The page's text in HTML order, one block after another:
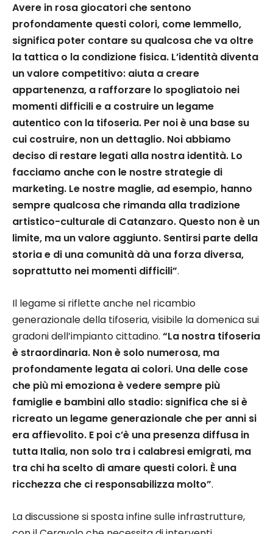
Avere in rosa giocatori che sentono
profondamente questi colori, come Iemmello,
significa poter contare su qualcosa che va oltre
la tattica o la condizione fisica. L’identità diventa
un valore competitivo: aiuta a creare
appartenenza, a rafforzare lo spogliatoio nei
momenti difficili e a costruire un legame
autentico con la tifoseria. Per noi è una base su
cui costruire, non un dettaglio. Noi abbiamo
deciso di restare legati alla nostra identità. Lo
facciamo anche con le nostre strategie di
marketing. Le nostre maglie, ad esempio, hanno
sempre qualcosa che rimanda alla tradizione
artistico-culturale di Catanzaro. Questo non è un
limite, ma un valore aggiunto. Sentirsi parte della
storia e di una comunità dà una forza diversa,
soprattutto nei momenti difficili”.
Il legame si riflette anche nel ricambio
generazionale della tifoseria, visibile la domenica sui
gradoni dell’impianto cittadino. “La nostra tifoseria
è straordinaria. Non è solo numerosa, ma
profondamente legata ai colori. Una delle cose
che più mi emoziona è vedere sempre più
famiglie e bambini allo stadio: significa che si è
ricreato un legame generazionale che per anni si
era affievolito. E poi c’è una presenza diffusa in
tutta Italia, non solo tra i calabresi emigrati, ma
tra chi ha scelto di amare questi colori. È una
ricchezza che ci responsabilizza molto”.
La discussione si sposta infine sulle infrastrutture,